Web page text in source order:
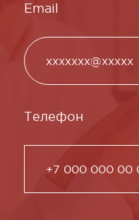
Email
Телефон